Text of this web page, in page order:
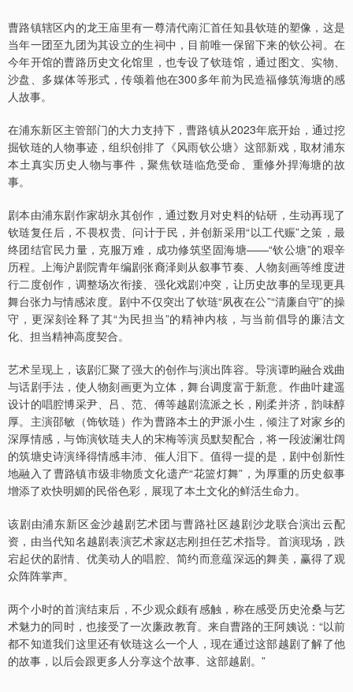
曹路镇辖区内的龙王庙里有一尊清代南汇首任知县钦琏的塑像，这是
当年一团至九团为其设立的生祠中，目前唯一保留下来的钦公祠。在
今年开馆的曹路历史文化馆里，也专设了钦琏馆，通过图文、实物、
沙盘、多媒体等形式，传颂着他在300多年前为民造福修筑海塘的感
人故事。
在浦东新区主管部门的大力支持下，曹路镇从2023年底开始，通过挖
掘钦琏的人物事迹，组织创排了《风雨钦公塘》这部新戏，取材浦东
本土真实历史人物与事件，聚焦钦琏临危受命、重修外捍海塘的故
事。
剧本由浦东剧作家胡永其创作，通过数月对史料的钻研，生动再现了
钦琏复任后，不畏权贵、问计于民，并创新采用“以工代赈”之策，最
终团结官民力量，克服万难，成功修筑坚固海塘——“钦公塘”的艰辛
历程。上海沪剧院青年编剧张裔泽则从叙事节奏、人物刻画等维度进
行二度创作，调整场次衔接、强化戏剧冲突，让历史故事的呈现更具
舞台张力与情感浓度。剧中不仅突出了钦琏“夙夜在公”“清廉自守”的操
守，更深刻诠释了其“为民担当”的精神内核，与当前倡导的廉洁文
化、担当精神高度契合。
艺术呈现上，该剧汇聚了强大的创作与演出阵容。导演谭昀融合戏曲
与话剧手法，使人物刻画更为立体，舞台调度富于新意。作曲叶建遥
设计的唱腔博采尹、吕、范、傅等越剧流派之长，刚柔并济，韵味醇
厚。主演邵敏（饰钦琏）作为曹路本土的尹派小生，倾注了对家乡的
深厚情感，与饰演钦琏夫人的宋梅等演员默契配合，将一段波澜壮阔
的筑塘史诗演绎得情感丰沛、催人泪下。值得一提的是，剧中创新性
地融入了曹路镇市级非物质文化遗产“花篮灯舞”，为厚重的历史叙事
增添了欢快明媚的民俗色彩，展现了本土文化的鲜活生命力。
该剧由浦东新区金沙越剧艺术团与曹路社区越剧沙龙联合演出云配
资，由当代知名越剧表演艺术家赵志刚担任艺术指导。首演现场，跌
宕起伏的剧情、优美动人的唱腔、简约而意蕴深远的舞美，赢得了观
众阵阵掌声。
两个小时的首演结束后，不少观众颇有感触，称在感受历史沧桑与艺
术魅力的同时，也接受了一次廉政教育。来自曹路的王阿姨说：“以前
都不知道我们这里还有钦琏这么一个人，现在通过这部越剧了解了他
的故事，以后会跟更多人分享这个故事、这部越剧。”